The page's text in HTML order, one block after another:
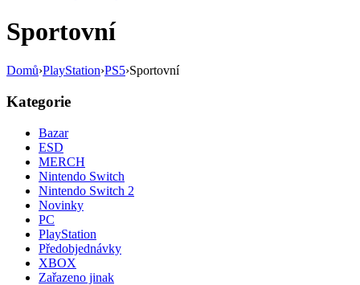
Sportovní
Domů›PlayStation›PS5›Sportovní
Kategorie
Bazar
ESD
MERCH
Nintendo Switch
Nintendo Switch 2
Novinky
PC
PlayStation
Předobjednávky
XBOX
Zařazeno jinak